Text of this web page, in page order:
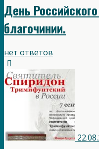
День
благочинии.
нет ответов